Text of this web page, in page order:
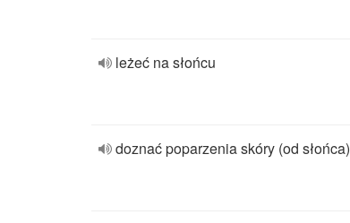
leżeć na słońcu
doznać poparzenia skóry (od słońca)